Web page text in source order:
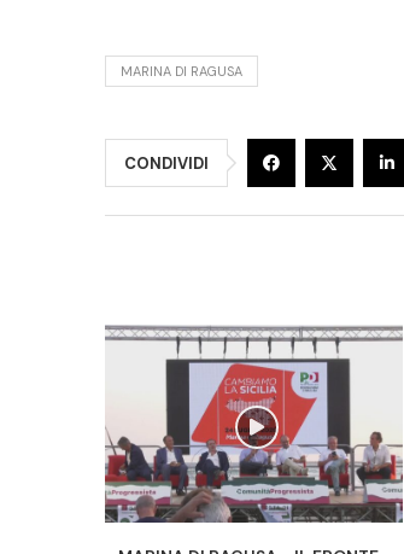
MARINA DI RAGUSA
CONDIVIDI